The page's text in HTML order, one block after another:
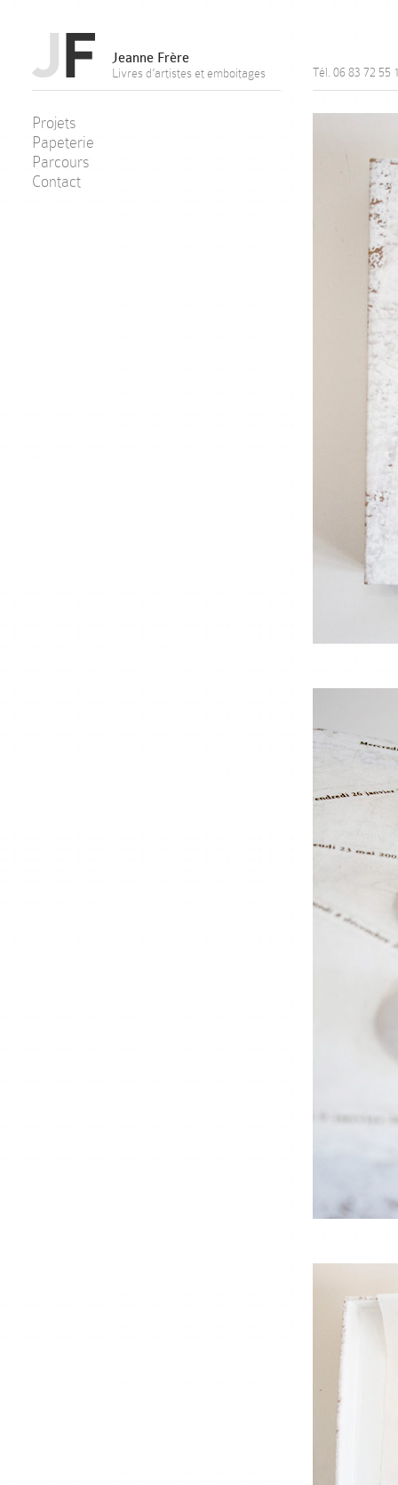
Jeanne Frère
Livres d’artistes et emboitages Tél. 06 83 72 55
Projets
Papeterie
Parcours
Contact